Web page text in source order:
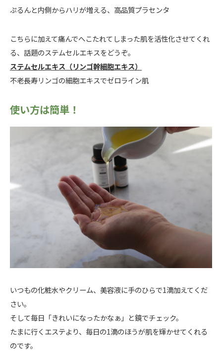
ぷるんと内側からハリが増える、高品質プラセンタ
こちらに加えて痛んでへこたれてしまった肌を活性化させてくれ
る、話題のステムセルエキスをどうぞ。
ステムセルエキス（リンゴ幹細胞エキス）
不老長寿リンゴの細胞エキスでゼロライン肌
使い方は簡単！
いつもの化粧水やクリーム、美容液に手のひらで1滴加えてくだ
さい。
そして毎日「きれいになったかなぁ」と鏡でチェック。
たまに行くエステより、毎日の1滴のほうが肌を輝かせてくれる
のです。